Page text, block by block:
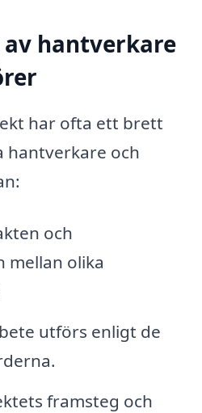
hantverkare
har ofta ett brett
hantverkare och
och
mellan olika
utförs enligt de
framsteg och